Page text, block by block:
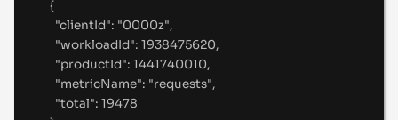
{
"clientId": "0000z",
"workloadId": 1938475620,
"productId": 1441740010,
"metricName": "requests",
"total": 19478